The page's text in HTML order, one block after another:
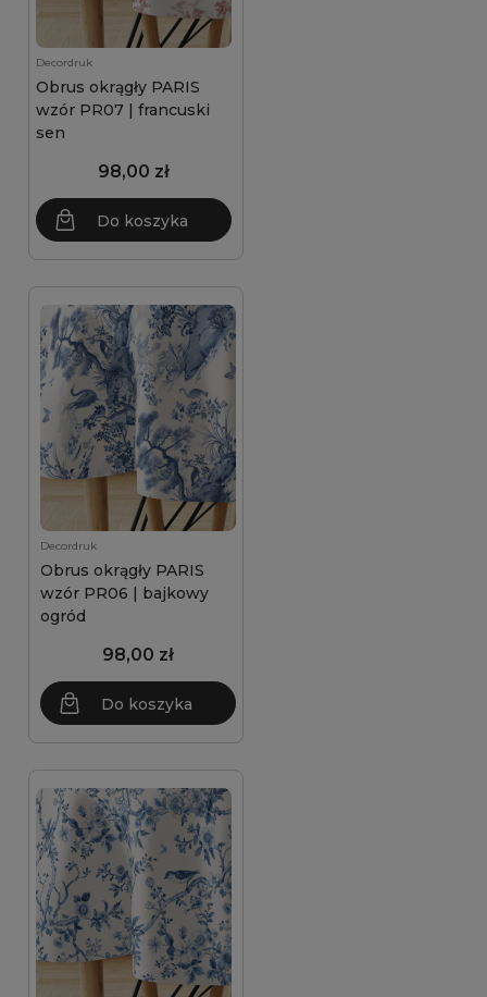
Decordruk
Obrus okrągły PARIS
wzór PR07 | francuski
sen
98,00 zł
Do koszyka
Decordruk
Obrus okrągły PARIS
wzór PR06 | bajkowy
ogród
98,00 zł
Do koszyka